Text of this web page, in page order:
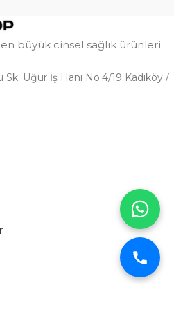
büyük cinsel sağlık ürünleri
Uğur İş Hanı No:4/19 Kadıköy /